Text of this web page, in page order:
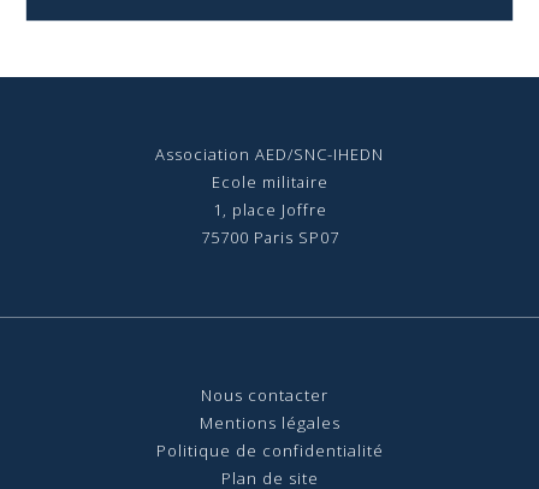
Association AED/SNC-IHEDN
Ecole militaire
1, place Joffre
75700 Paris SP07
Nous contacter
Mentions légales
Politique de confidentialité
Plan de site